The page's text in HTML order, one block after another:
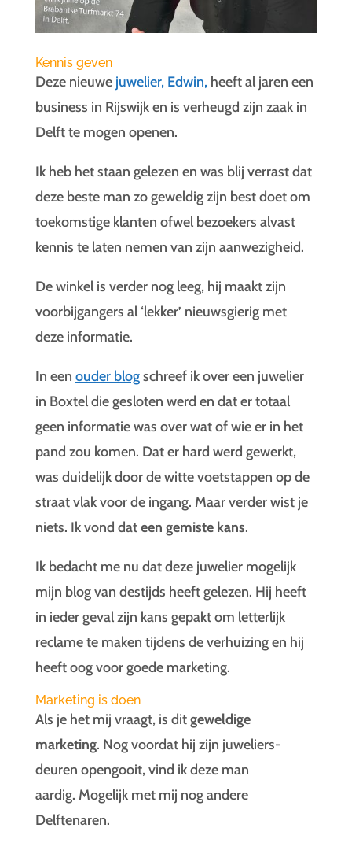
Kennis geven
Deze nieuwe juwelier, Edwin,heeft al jaren een
business in Rijswijk en is verheugd zijn zaak in
Delft te mogen openen.
Ik heb het staan gelezen en was blij verrast dat
deze beste man zo geweldig zijn best doet om
toekomstige klanten ofwel bezoekers alvast
kennis te laten nemen van zijn aanwezigheid.
De winkel is verder nog leeg, hij maakt zijn
voorbijgangers al ‘lekker’ nieuwsgierig met
deze informatie.
In een ouder blogschreef ik over een juwelier
in Boxtel die gesloten werd en dat er totaal
geen informatie was over wat of wie er in het
pand zou komen. Dat er hard werd gewerkt,
was duidelijk door de witte voetstappen op de
straat vlak voor de ingang. Maar verder wist je
niets. Ik vond dateen gemiste kans.
Ik bedacht me nu dat deze juwelier mogelijk
mijn blog van destijds heeft gelezen. Hij heeft
in ieder geval zijn kans gepakt om letterlijk
reclame te maken tijdens de verhuizing en hij
heeft oog voor goede marketing.
Marketing is doen
Als je het mij vraagt, is ditgeweldige
marketing. Nog voordat hij zijn juweliers-
deuren opengooit, vind ik deze man
aardig. Mogelijk met mij nog andere
Delftenaren.